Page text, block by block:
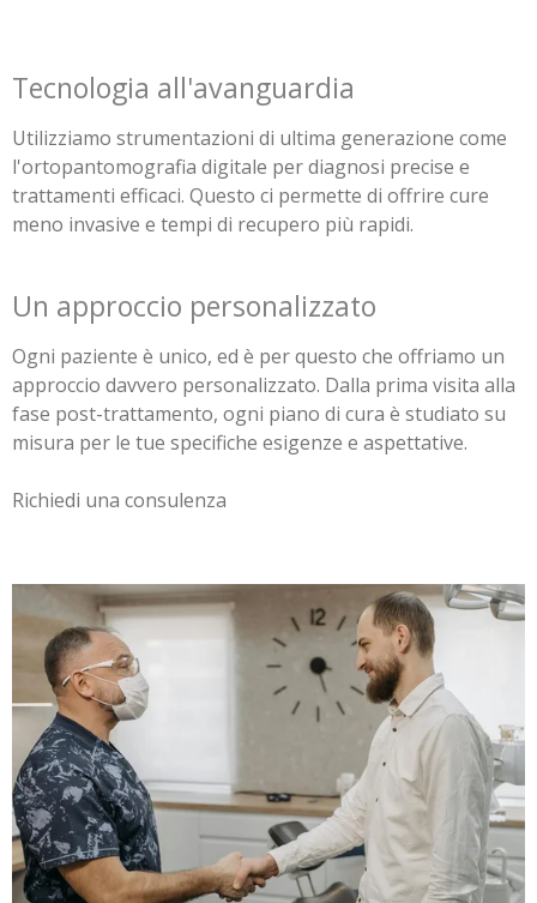
Tecnologia all'avanguardia
Utilizziamo strumentazioni di ultima generazione come
l'ortopantomografia digitale per diagnosi precise e
trattamenti efficaci. Questo ci permette di offrire cure
meno invasive e tempi di recupero più rapidi.
Un approccio personalizzato
Ogni paziente è unico, ed è per questo che offriamo un
approccio davvero personalizzato. Dalla prima visita alla
fase post-trattamento, ogni piano di cura è studiato su
misura per le tue specifiche esigenze e aspettative.
Richiedi una consulenza